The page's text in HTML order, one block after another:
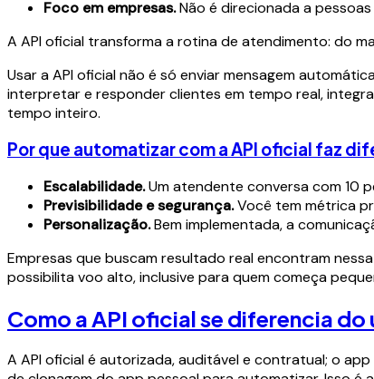
Foco em empresas.Não é direcionada a
A API oficial transforma a rotina de atendimento: do
Usar a API oficial não é só enviar mensagem
interpretar e responder clientes em tempo real,
tempo inteiro.
Por que automatizar com a API oficial faz
Escalabilidade.Um atendente conversa com 10
Previsibilidade e segurança.Você tem métrica
Personalização.Bem implementada, a
Empresas que buscam resultado real encontram
possibilita voo alto, inclusive para quem começa
Como a API oficial se diferencia
A API oficial é autorizada, auditável e contratual; o